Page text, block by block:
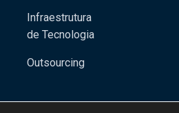
Infraestrutura
de Tecnologia
Outsourcing